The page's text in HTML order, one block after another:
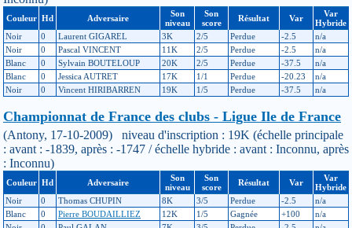
Couleur Hd Adversaire
Son
niveau
Son
score
Résultat Var
Var
Hybride
Noir
0 Laurent GIGAREL 3K 2/5 Perdue -2.5
n/a
Noir
0 Pascal VINCENT 11K 2/5 Perdue -2.5
n/a
Blanc
0 Sylvain BOUTELOUP 20K 2/5 Perdue -37.5
n/a
Blanc
0 Jessica AUTRET 17K 1/1 Perdue -20.23
n/a
Noir
0 Vincent HIRIBARREN 19K 1/5 Perdue -37.5 n/a
Championnat de France des clubs - Ligue Ile de France
(Antony, 17-10-2009) niveau d'inscription : 19K (échelle principale
: avant : -1839, après : -1747 / échelle hybride : avant : Inconnu, après
: Inconnu)
Couleur Hd Adversaire
Son
niveau
Son
score
Résultat Var
Var
Hybride
Noir
0 Thomas CHUPIN 8K 3/5 Perdue -2.5
n/a
Blanc
0 Pierre BOUDAILLIEZ 12K 1/5 Gagnée +100
n/a